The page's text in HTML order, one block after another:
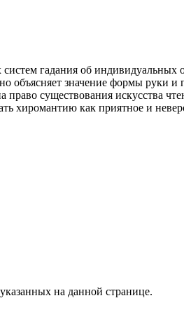
гадания об индивидуальных
значение формы руки и
существования искусства
хиромантию как приятное и
на данной странице.